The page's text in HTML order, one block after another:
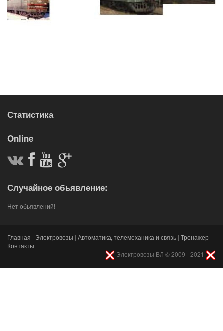
Статистика
Online
Случайное обьявление:
Нет обьявлений!
Главная | Электровозы | Автоматика, телемеханика и связь | Тренажер |
Контакты
Электровозы ВЛ © 2009 - 2021